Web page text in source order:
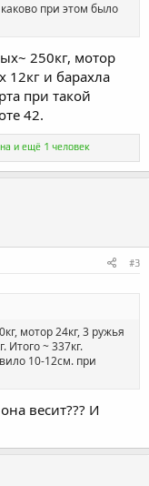
при этом было
250кг, мотор
12кг и барахла
при такой
42.
и ещё 1 человек
#3
мотор 24кг, 3 ружья
Итого ~ 337кг.
10-12см. при
весит??? И